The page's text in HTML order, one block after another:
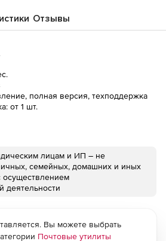
Отзывы
полная версия, техподдержка
от 1 шт.
лицам и ИП – не
семейных, домашних и иных
осуществлением
деятельности
Вы можете выбрать
Почтовые утилиты